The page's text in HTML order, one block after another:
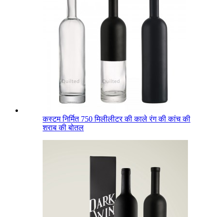
कस्टम निर्मित 750 मिलीलीटर की काले रंग की कांच की
शराब की बोतल